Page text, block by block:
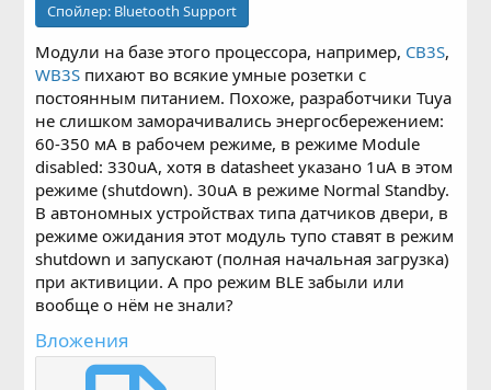
Спойлер: Bluetooth Support
Модули на базе этого процессора, например, CB3S,
WB3S пихают во всякие умные розетки с
постоянным питанием. Похоже, разработчики Tuya
не слишком заморачивались энергосбережением:
60-350 мА в рабочем режиме, в режиме Module
disabled: 330uA, хотя в datasheet указано 1uA в этом
режиме (shutdown). 30uA в режиме Normal Standby.
В автономных устройствах типа датчиков двери, в
режиме ожидания этот модуль тупо ставят в режим
shutdown и запускают (полная начальная загрузка)
при активиции. А про режим BLE забыли или
вообще о нём не знали?
Вложения